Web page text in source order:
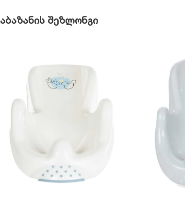
აბაზანის შეზლონგი